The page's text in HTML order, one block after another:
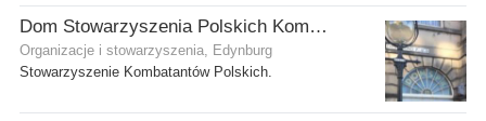
Dom Stowarzyszenia Polskich Kombatantów (SPK) w Edynburgu
Organizacje i stowarzyszenia, Edynburg
Stowarzyszenie Kombatantów Polskich.